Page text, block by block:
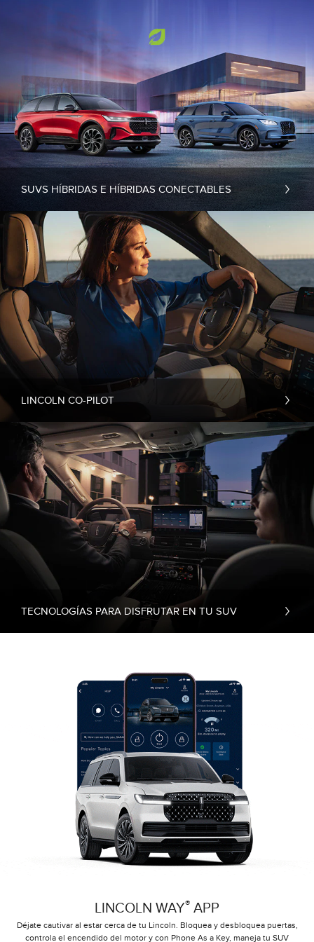
SUVS HÍBRIDAS E HÍBRIDAS CONECTABLES
LINCOLN CO-PILOT
TECNOLOGÍAS PARA DISFRUTAR EN TU SUV
LINCOLN WAY® APP
Déjate cautivar al estar cerca de tu Lincoln. Bloquea y desbloquea puertas,
controla el encendido del motor y con Phone As a Key, maneja tu SUV